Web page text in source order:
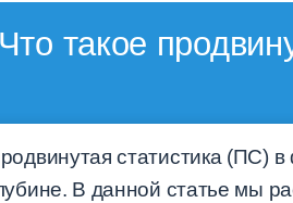
Что такое
статистика (ПС)
В данной статье мы